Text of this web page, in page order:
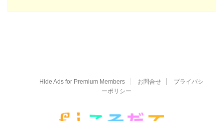
Hide Ads for Premium Members お問合せ
プライバシ
ーポリシー